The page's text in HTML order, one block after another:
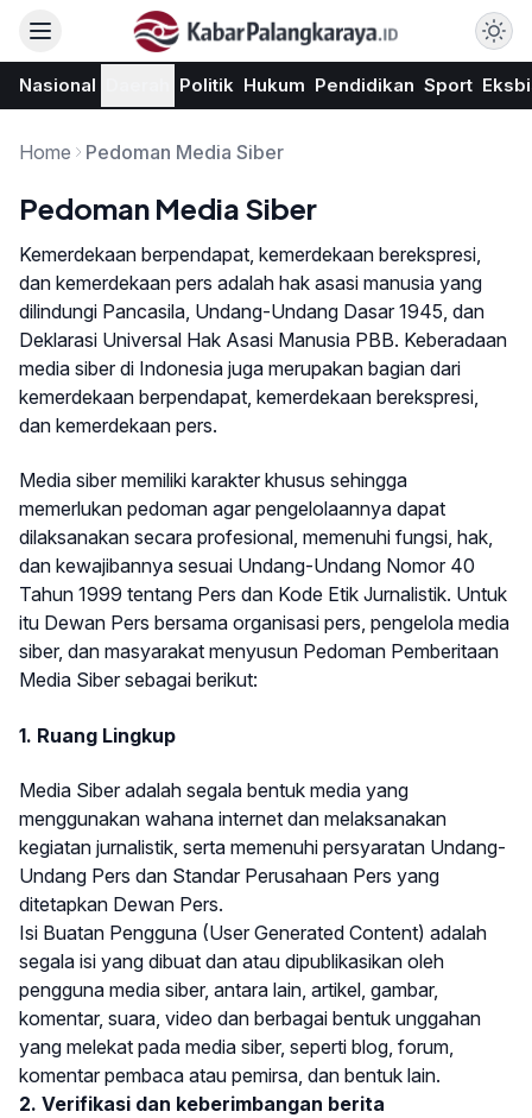
Nasional Politik Hukum Pendidikan Sport
Home Pedoman Media Siber
Pedoman Media Siber
Kemerdekaan berpendapat, kemerdekaan berekspresi,
dan kemerdekaan pers adalah hak asasi manusia yang
dilindungi Pancasila, Undang-Undang Dasar 1945, dan
Deklarasi Universal Hak Asasi Manusia PBB. Keberadaan
media siber di Indonesia juga merupakan bagian dari
kemerdekaan berpendapat, kemerdekaan berekspresi,
dan kemerdekaan pers.
Media siber memiliki karakter khusus sehingga
memerlukan pedoman agar pengelolaannya dapat
dilaksanakan secara profesional, memenuhi fungsi, hak,
dan kewajibannya sesuai Undang-Undang Nomor 40
Tahun 1999 tentang Pers dan Kode Etik Jurnalistik. Untuk
itu Dewan Pers bersama organisasi pers, pengelola media
siber, dan masyarakat menyusun Pedoman Pemberitaan
Media Siber sebagai berikut:
1. Ruang Lingkup
Media Siber adalah segala bentuk media yang
menggunakan wahana internet dan melaksanakan
kegiatan jurnalistik, serta memenuhi persyaratan Undang-
Undang Pers dan Standar Perusahaan Pers yang
ditetapkan Dewan Pers.
Isi Buatan Pengguna (User Generated Content) adalah
segala isi yang dibuat dan atau dipublikasikan oleh
pengguna media siber, antara lain, artikel, gambar,
komentar, suara, video dan berbagai bentuk unggahan
yang melekat pada media siber, seperti blog, forum,
komentar pembaca atau pemirsa, dan bentuk lain.
2. Verifikasi dan keberimbangan berita